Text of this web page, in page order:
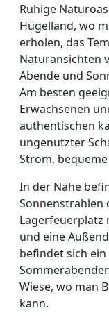
Ruhige
Hügelland, wo
erholen, das
Naturansichten
Abende und
Am besten
Erwachsenen
authentischen
ungenutzter
Strom,
In der Nähe
Sonnenstrahlen
Lagerfeuerplatz
und eine
befindet sich
Wiese, wo man
kann.